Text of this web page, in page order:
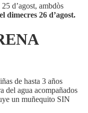
d’agost, ambdòs
dimecres 26 d’agost.
de hasta 3 años
del agua acompañados
un muñequito SIN